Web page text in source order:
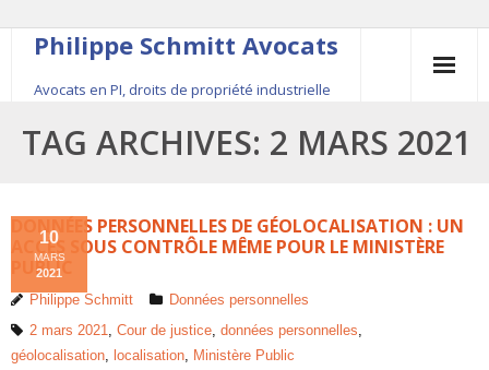
Philippe Schmitt Avocats
Avocats en PI, droits de propriété industrielle
45, rue Saint-Anne, 75001 Paris, +33 (0)1 84 16 35
54
Contact
Le fondateur
Publications
TAG ARCHIVES: 2 MARS 2021
DONNÉES PERSONNELLES DE GÉOLOCALISATION : UN
ACCÈS SOUS CONTRÔLE MÊME POUR LE MINISTÈRE
PUBLIC
10
MARS
2021
Philippe Schmitt
Données personnelles
2 mars 2021, Cour de justice, données personnelles,
géolocalisation, localisation, Ministère Public